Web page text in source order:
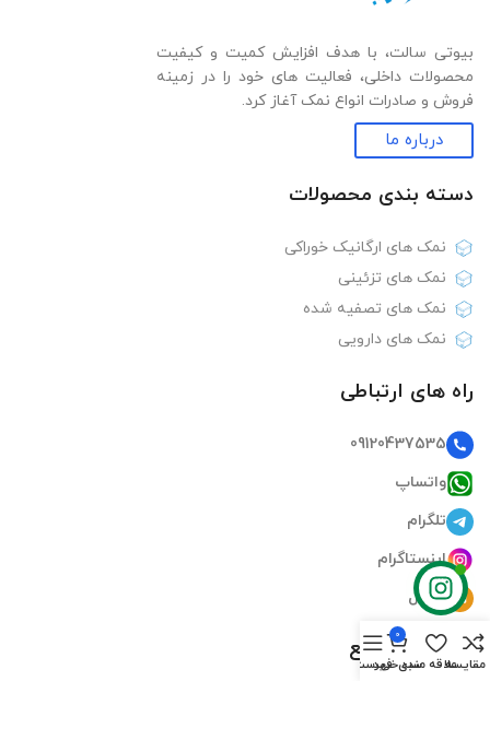
بیوتی سالت، با هدف افزایش کمیت و کیفیت
محصولات داخلی، فعالیت های خود را در زمینه
فروش و صادرات انواع نمک آغاز کرد.
درباره ما
دسته بندی‌ محصولات
نمک های ارگانیک خوراکی
نمک های تزئینی
نمک های تصفیه شده
نمک های دارویی
راه های ارتباطی
09120437535
واتساپ
تلگرام
اینستاگرام
ایمیل
دسترسی سریع
مقایسهعلاقه مندی
0
سبد خریدفهرست